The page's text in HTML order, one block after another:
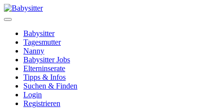
Babysitter
Tagesmutter
Nanny
Babysitter Jobs
Elterninserate
Tipps & Infos
Suchen & Finden
Login
Registrieren